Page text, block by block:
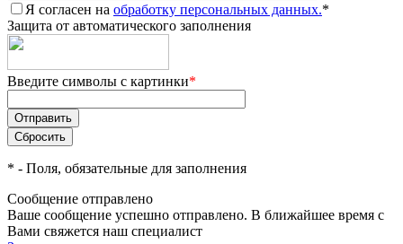
Я согласен на обработку персональных данных.*
Защита от автоматического заполнения
Введите символы с картинки*
* - Поля, обязательные для заполнения
Сообщение отправлено
Ваше сообщение успешно отправлено. В ближайшее время с
Вами свяжется наш специалист